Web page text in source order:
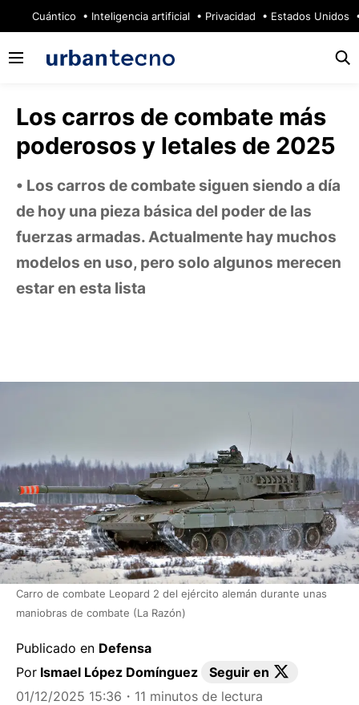
Cuántico Inteligencia artificial Privacidad Estados Unidos
Los carros de combate más
poderosos y letales de 2025
Los carros de combate siguen siendo a día
de hoy una pieza básica del poder de las
fuerzas armadas. Actualmente hay muchos
modelos en uso, pero solo algunos merecen
estar en esta lista
Carro de combate Leopard 2 del ejército alemán durante unas
maniobras de combate (La Razón)
Publicado en Defensa
Por Ismael López Domínguez
Seguir en
01/12/2025 15:36 ・11 minutos de lectura